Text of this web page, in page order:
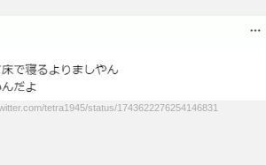
tetra1945/status/1743622276254146831